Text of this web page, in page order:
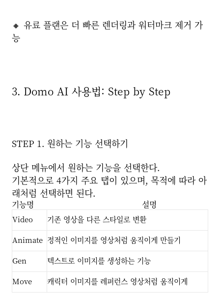
🔸 유료 플랜은 더 빠른 렌더링과 워터마크 제거 가
능
3. Domo AI 사용법: Step by Step
STEP 1. 원하는 기능 선택하기
상단 메뉴에서 원하는 기능을 선택한다.
기본적으로 4가지 주요 탭이 있으며, 목적에 따라 아
래처럼 선택하면 된다.
기능명 설명
Video
기존 영상을 다른 스타일로 변환
Animate 정적인 이미지를 영상처럼 움직이게 만들기
Gen
텍스트로 이미지를 생성하는 기능
Move
캐릭터 이미지를 레퍼런스 영상처럼 움직이게